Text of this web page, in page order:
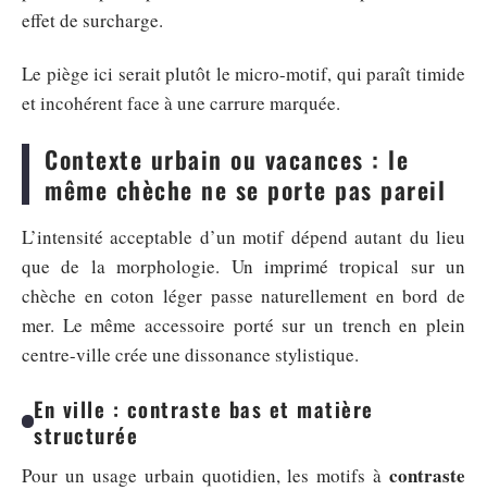
effet de surcharge.
Le piège ici serait plutôt le micro-motif, qui paraît timide
et incohérent face à une carrure marquée.
Contexte urbain ou vacances : le
même chèche ne se porte pas pareil
L’intensité acceptable d’un motif dépend autant du lieu
que de la morphologie. Un imprimé tropical sur un
chèche en coton léger passe naturellement en bord de
mer. Le même accessoire porté sur un trench en plein
centre-ville crée une dissonance stylistique.
En ville : contraste bas et matière
structurée
Pour un usage urbain quotidien, les motifs à contraste